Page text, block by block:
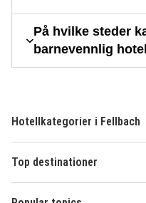
På hvilke steder
barnevennlig
Hotellkategorier i Fellbach
Top destinationer